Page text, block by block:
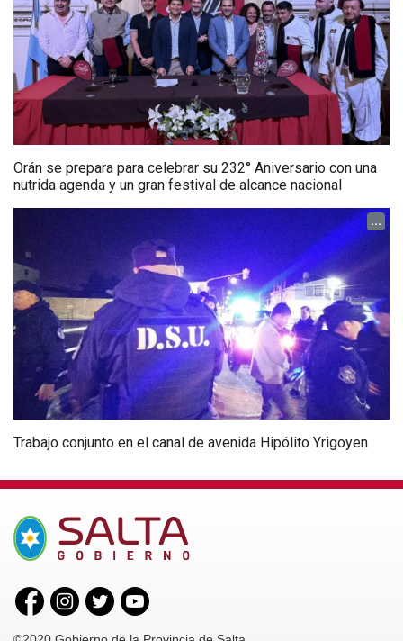
Orán se prepara para celebrar su 232° Aniversario con una
nutrida agenda y un gran festival de alcance nacional
...
Trabajo conjunto en el canal de avenida Hipólito Yrigoyen